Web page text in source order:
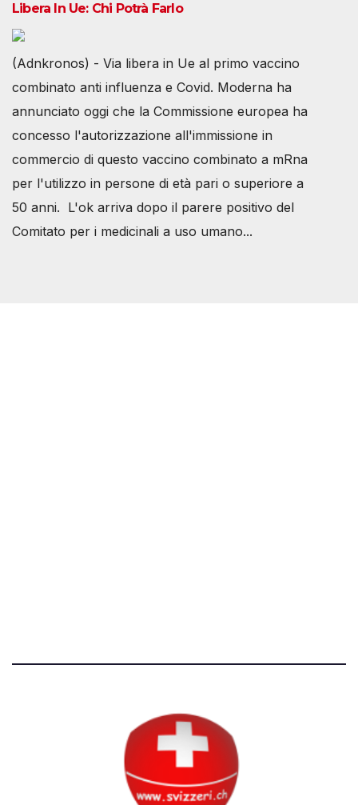
Libera In Ue: Chi Potrà Farlo
(Adnkronos) - Via libera in Ue al primo vaccino
combinato anti influenza e Covid. Moderna ha
annunciato oggi che la Commissione europea ha
concesso l'autorizzazione all'immissione in
commercio di questo vaccino combinato a mRna
per l'utilizzo in persone di età pari o superiore a
50 anni. L'ok arriva dopo il parere positivo del
Comitato per i medicinali a uso umano...